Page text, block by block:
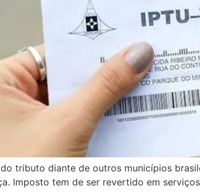
tributo diante de outros municípios
Imposto tem de ser revertido em